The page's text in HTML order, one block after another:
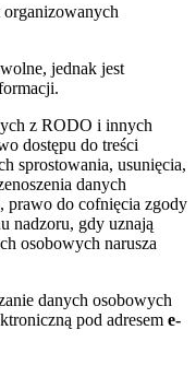
organizowanych
jednak jest
z RODO i innych
dostępu do treści
sprostowania, usunięcia,
danych
prawo do cofnięcia zgody
nadzoru, gdy uznają
osobowych narusza
danych osobowych
pod adresem e-